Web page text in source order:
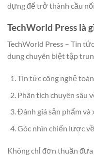
dựng để trở thành cầu
TechWorld Press là
TechWorld Press – Tin
dung chuyên biệt tập
Tin tức công nghệ
Phân tích chuyên sâu
Đánh giá sản phẩm và
Góc nhìn chiến lược
Không chỉ đơn thuần